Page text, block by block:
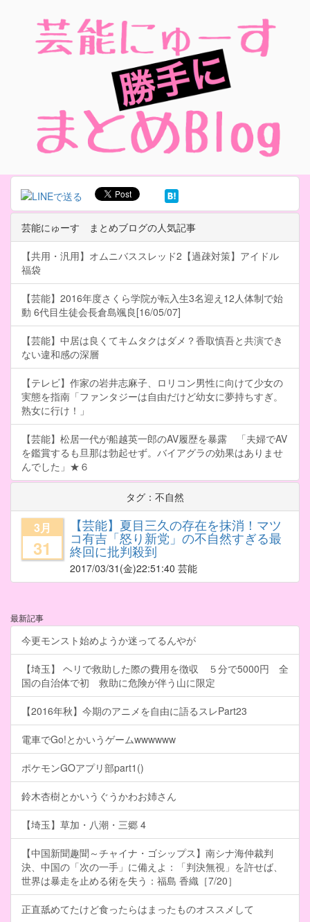
芸能にゅーす まとめブログの人気記事
【共用・汎用】オムニバススレッド2【過疎対策】アイドル
福袋
【芸能】2016年度さくら学院が転入生3名迎え12人体制で始
動 6代目生徒会長倉島颯良[16/05/07]
【芸能】中居は良くてキムタクはダメ？香取慎吾と共演でき
ない違和感の深層
【テレビ】作家の岩井志麻子、ロリコン男性に向けて少女の
実態を指南「ファンタジーは自由だけど幼女に夢持ちすぎ。
熟女に行け！」
【芸能】松居一代が船越英一郎のAV履歴を暴露 「夫婦でAV
を鑑賞するも旦那は勃起せず。バイアグラの効果はありませ
んでした」★６
タグ：不自然
3月
31
【芸能】夏目三久の存在を抹消！マツ
コ有吉「怒り新党」の不自然すぎる最
終回に批判殺到
2017/03/31 (金)22:51:40 芸能
最新記事
今更モンスト始めようか迷ってるんやが
【埼玉】 ヘリで救助した際の費用を徴収 ５分で5000円 全
国の自治体で初 救助に危険が伴う山に限定
【2016年秋】今期のアニメを自由に語るスレPart23
電車でGo!とかいうゲームwwwwww
ポケモンGOアプリ部part1()
鈴木杏樹とかいうぐうかわお姉さん
【埼玉】草加・八潮・三郷 4
【中国新聞趣聞～チャイナ・ゴシップス】南シナ海仲裁判
決、中国の「次の一手」に備えよ：「判決無視」を許せば、
世界は暴走を止める術を失う：福島 香織［7/20］
正直舐めてたけど食ったらはまったものオススメして